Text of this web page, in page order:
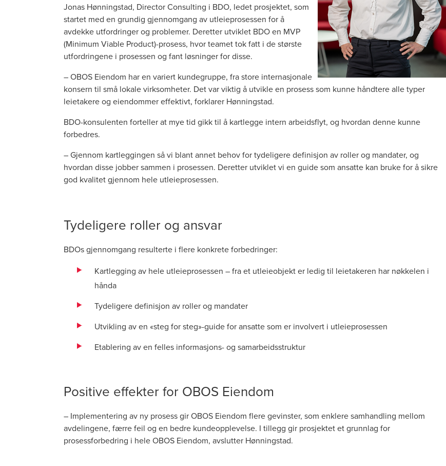
Jonas Hønningstad, DirectorConsulting i BDO, ledet prosjektet, som
startet med en grundig gjennomgang av utleieprosessen for å
avdekke utfordringer og problemer. Deretter utviklet BDO en MVP
(Minimum Viable Product)-prosess, hvor teamet tok fatt i de største
utfordringene i prosessen og fant løsninger for disse.
– OBOS Eiendom har en variert kundegruppe, fra store internasjonale
konsern til små lokale virksomheter. Det var viktig å utvikle en prosess som kunne håndtere alle typer
leietakere og eiendommer effektivt, forklarer Hønningstad.
BDO-konsulenten forteller at mye tid gikk til å kartlegge intern arbeidsflyt, og hvordan denne kunne
forbedres.
– Gjennom kartleggingen så vi blant annet behov for tydeligere definisjon av roller og mandater, og
hvordan disse jobber sammen i prosessen. Deretter utviklet vi en guide som ansatte kan bruke for å sikre
god kvalitet gjennom hele utleieprosessen.
Tydeligere roller og ansvar
BDOs gjennomgang resulterte i flere konkrete forbedringer:
Kartlegging av hele utleieprosessen – fra et utleieobjekt er ledig til leietakeren har nøkkelen i
hånda
Tydeligere definisjon av roller og mandater
Utvikling av en «steg for steg»-guide for ansatte som er involvert i utleieprosessen
Etablering av en felles informasjons- og samarbeidsstruktur
Positive effekter for OBOS Eiendom
– Implementering av ny prosess gir OBOS Eiendom flere gevinster, som enklere samhandling mellom
avdelingene, færre feil og en bedre kundeopplevelse. I tillegg gir prosjektet et grunnlag for
prosessforbedring i hele OBOS Eiendom, avslutter Hønningstad.